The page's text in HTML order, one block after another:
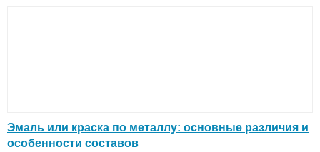
Эмаль или краска по металлу: основные различия и
особенности составов